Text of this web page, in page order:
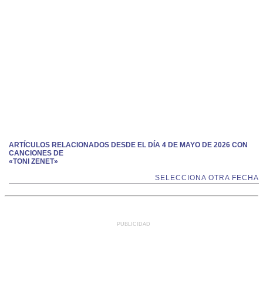
ARTÍCULOS RELACIONADOS DESDE EL DÍA 4 DE MAYO DE 2026 CON
CANCIONES DE
«TONI ZENET»
SELECCIONA OTRA FECHA
PUBLICIDAD